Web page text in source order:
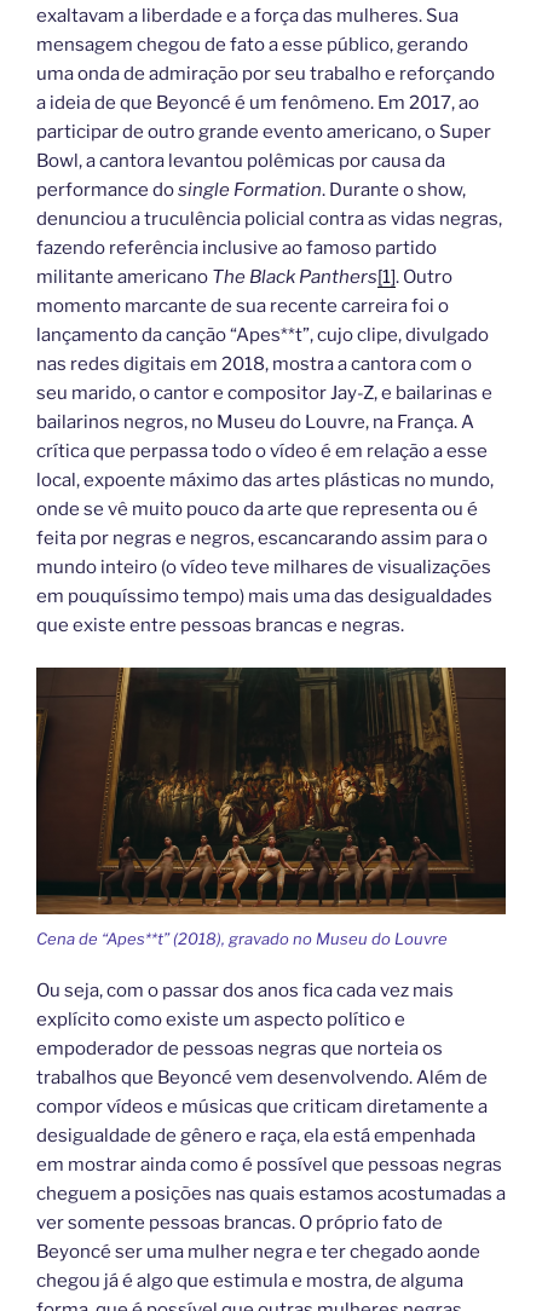
exaltavam a liberdade e a força das mulheres. Sua
mensagem chegou de fato a esse público, gerando
uma onda de admiração por seu trabalho e reforçando
a ideia de que Beyoncé é um fenômeno. Em 2017, ao
participar de outro grande evento americano, o Super
Bowl, a cantora levantou polêmicas por causa da
performance dosingle Formation. Durante o show,
denunciou a truculência policial contra as vidas negras,
fazendo referência inclusive ao famoso partido
militante americano The Black Panthers[1]. Outro
momento marcante de sua recente carreira foi o
lançamento da canção “Apes**t”, cujo clipe, divulgado
nas redes digitais em 2018, mostra a cantora com o
seu marido, o cantor e compositor Jay-Z, e bailarinas e
bailarinos negros, no Museu do Louvre, na França. A
crítica que perpassa todo o vídeo é em relação a esse
local, expoente máximo das artes plásticas no mundo,
onde se vê muito pouco da arte que representa ou é
feita por negras e negros, escancarando assim para o
mundo inteiro (o vídeo teve milhares de visualizações
em pouquíssimo tempo) mais uma das desigualdades
que existe entre pessoas brancas e negras.
Cena de “Apes**t” (2018), gravado no Museu do Louvre
Ou seja, com o passar dos anos fica cada vez mais
explícito como existe um aspecto político e
empoderador de pessoas negras que norteia os
trabalhos que Beyoncé vem desenvolvendo. Além de
compor vídeos e músicas que criticam diretamente a
desigualdade de gênero e raça, ela está empenhada
em mostrar ainda como é possível que pessoas negras
cheguem a posições nas quais estamos acostumadas a
ver somente pessoas brancas. O próprio fato de
Beyoncé ser uma mulher negra e ter chegado aonde
chegou já é algo que estimula e mostra, de alguma